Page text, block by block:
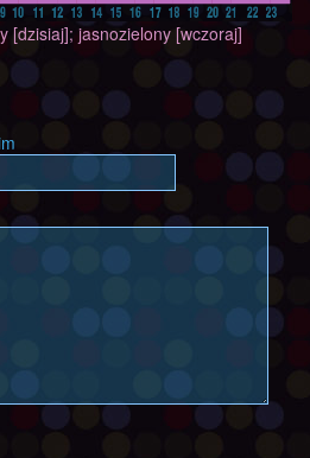
[dzisiaj]; jasnozielony [wczoraj]